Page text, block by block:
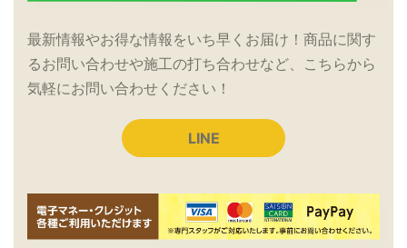
最新情報やお得な情報をいち早くお届け！商品に関す
るお問い合わせや施工の打ち合わせなど、こちらから
気軽にお問い合わせください！
LINE